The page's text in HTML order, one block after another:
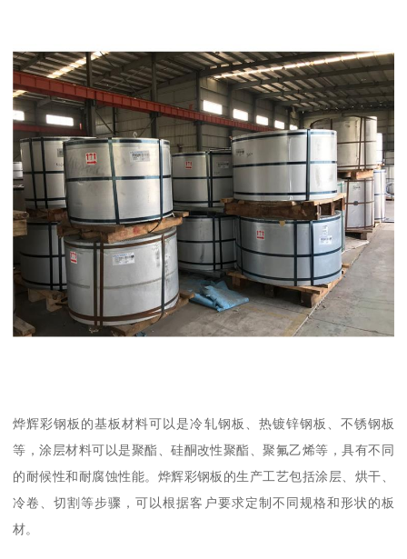
烨辉彩钢板的基板材料可以是冷轧钢板、热镀锌钢板、不锈钢板
等，涂层材料可以是聚酯、硅酮改性聚酯、聚氟乙烯等，具有不同
的耐候性和耐腐蚀性能。烨辉彩钢板的生产工艺包括涂层、烘干、
冷卷、切割等步骤，可以根据客户要求定制不同规格和形状的板
材。